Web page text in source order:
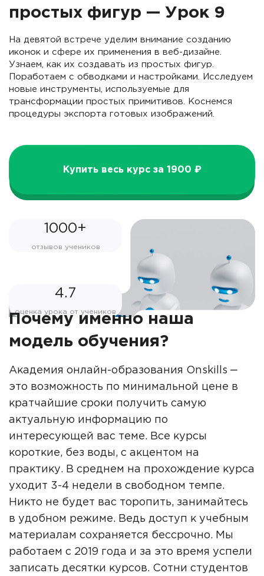
простых фигур — Урок 9
На девятой встрече уделим внимание созданию
иконок и сфере их применения в веб-дизайне.
Узнаем, как их создавать из простых фигур.
Поработаем с обводками и настройками. Исследуем
новые инструменты, используемые для
трансформации простых примитивов. Коснемся
процедуры экспорта готовых изображений.
Купить весь курс за 1900 ₽
1000+
отзывов учеников
4.7
оценка урока от учеников
Почему именно наша
модель обучения?
Академия онлайн-образования Onskills ‒
это возможность по минимальной цене в
кратчайшие сроки получить самую
актуальную информацию по
интересующей вас теме. Все курсы
короткие, без воды, с акцентом на
практику. В среднем на прохождение курса
уходит 3-4 недели в свободном темпе.
Никто не будет вас торопить, занимайтесь
в удобном режиме. Ведь доступ к учебным
материалам сохраняется бессрочно. Мы
работаем с 2019 года и за это время успели
записать десятки курсов. Сотни студентов